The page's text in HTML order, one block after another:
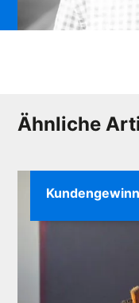
Ähnliche